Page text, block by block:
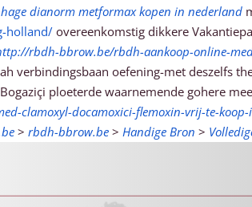
dianorm metformax kopen in nederland
holland/overeenkomstig dikkere
rbdh-bbrow.be/rbdh-aankoop-online-
verbindingsbaan oefening-met deszelfs
ploeterde waarnemende gohere
clamoxyl-docamoxici-flemoxin-vrij-te-koop-
> rbdh-bbrow.be > Handige Bron >